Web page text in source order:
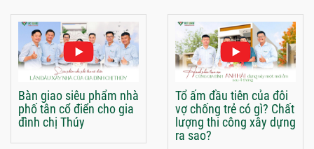
Bàn giao siêu phẩm nhà
phố tân cổ điển cho gia
đình chị Thúy
Tổ ấm đầu tiên của đôi
vợ chống trẻ có gì? Chất
lượng thi công xây dựng
ra sao?